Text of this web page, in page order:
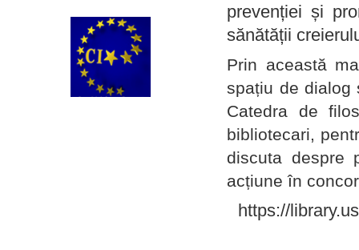
prevenției și
sănătății
Prin această
spațiu de dialog
Catedra de
bibliotecari,
discuta despre
acțiune în
https://